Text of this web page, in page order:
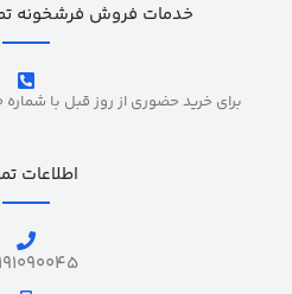
خدمات فروش فرشخونه
برای خرید حضوری از روز قبل با شماره 09192435630 هماهنگ کنید.
اطلاعات